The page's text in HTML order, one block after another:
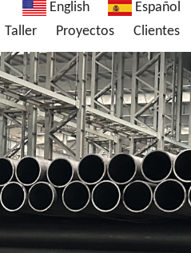
English
Español
Taller Proyectos Clientes